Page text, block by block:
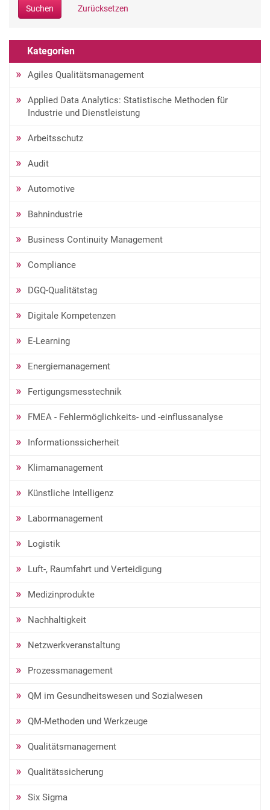
Suchen Zurücksetzen
Kategorien
Agiles Qualitätsmanagement
Applied Data Analytics: Statistische Methoden für
Industrie und Dienstleistung
Arbeitsschutz
Audit
Automotive
Bahnindustrie
Business Continuity Management
Compliance
DGQ-Qualitätstag
Digitale Kompetenzen
E-Learning
Energiemanagement
Fertigungsmesstechnik
FMEA - Fehlermöglichkeits- und -einflussanalyse
Informationssicherheit
Klimamanagement
Künstliche Intelligenz
Labormanagement
Logistik
Luft-, Raumfahrt und Verteidigung
Medizinprodukte
Nachhaltigkeit
Netzwerkveranstaltung
Prozessmanagement
QM im Gesundheitswesen und Sozialwesen
QM-Methoden und Werkzeuge
Qualitätsmanagement
Qualitätssicherung
Six Sigma